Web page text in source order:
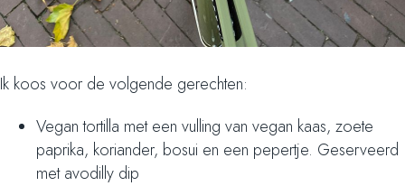
Ik koos voor de volgende gerechten:
Vegan tortilla met een vulling van vegan kaas, zoete
paprika, koriander, bosui en een pepertje. Geserveerd
met avodilly dip